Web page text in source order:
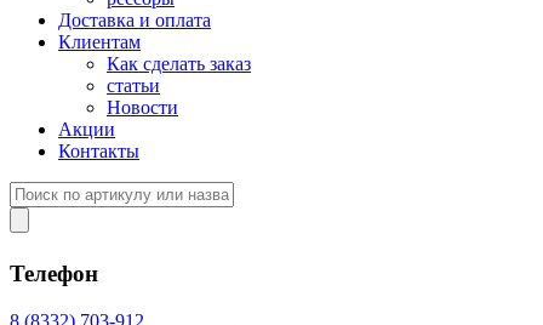
Доставка и оплата
Клиентам
Как сделать заказ
статьи
Новости
Акции
Контакты
Телефон
8 (8332) 703-912